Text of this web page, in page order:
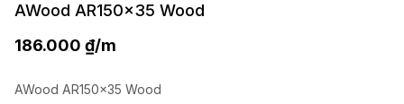
AWood AR150x35 Wood
186.000 ₫/m
AWood AR150x35 Wood